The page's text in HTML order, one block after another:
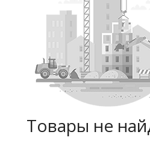
Товары не